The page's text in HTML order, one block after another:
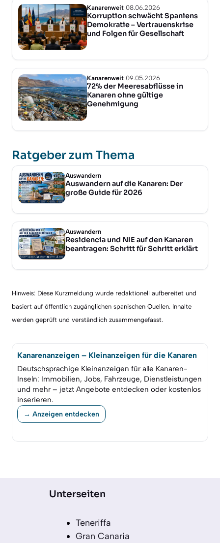
Kanarenweit 08.06.2026
Korruption schwächt Spaniens
Demokratie – Vertrauenskrise
und Folgen für Gesellschaft
Kanarenweit 09.05.2026
72% der Meeresabflüsse in
Kanaren ohne gültige
Genehmigung
Ratgeber zum Thema
Auswandern
Auswandern auf die Kanaren: Der
große Guide für 2026
Auswandern
Residencia und NIE auf den Kanaren
beantragen: Schritt für Schritt erklärt
Hinweis: Diese Kurzmeldung wurde redaktionell aufbereitet und
basiert auf öffentlich zugänglichen spanischen Quellen. Inhalte
werden geprüft und verständlich zusammengefasst.
Kanarenanzeigen – Kleinanzeigen für die Kanaren
Deutschsprachige Kleinanzeigen für alle Kanaren-
Inseln: Immobilien, Jobs, Fahrzeuge, Dienstleistungen
und mehr – jetzt Angebote entdecken oder kostenlos
inserieren.
→ Anzeigen entdecken
Unterseiten
Teneriffa
Gran Canaria